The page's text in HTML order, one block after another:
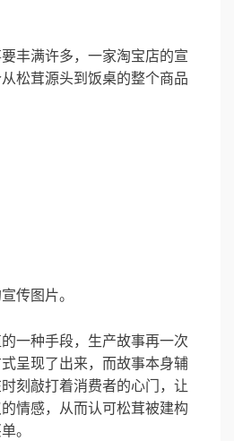
丰满许多，一家淘宝店的宣
松茸源头到饭桌的整个商品
传图片。
一种手段，生产故事再一次
呈现了出来，而故事本身辅
刻敲打着消费者的心门，让
情感，从而认可松茸被建构
。